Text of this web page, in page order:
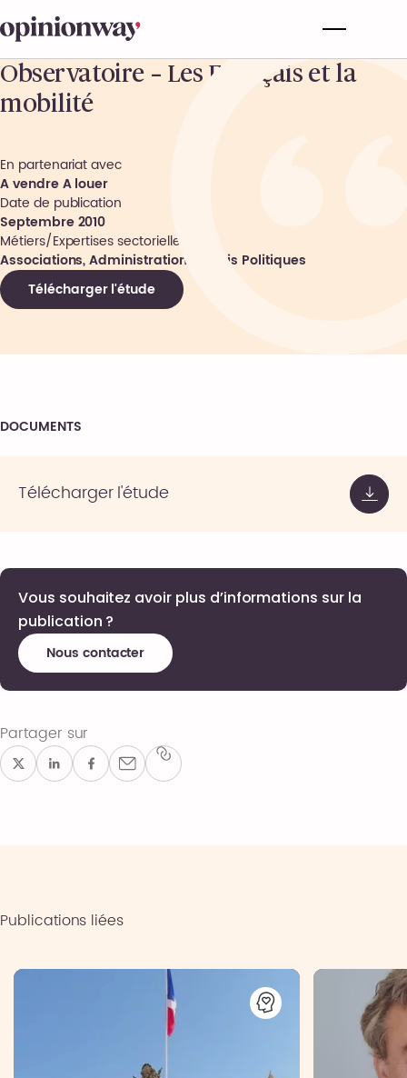
Observatoire – Les Français et la
mobilité
En partenariat avec
A vendre A louer
Date de publication
Septembre 2010
Métiers/Expertises sectorielles
Associations, Administrations, Partis Politiques
Télécharger l'étude
DOCUMENTS
Télécharger l'étude
Vous souhaitez avoir plus d’informations sur la
publication ?
Nous contacter
Partager sur
Publications liées